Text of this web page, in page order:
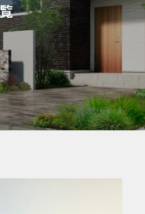
イベント情報
よくあるご質問
ブログ
BLOG